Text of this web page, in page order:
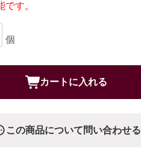
す。
個
カートに入れる
この商品について問い合わせる